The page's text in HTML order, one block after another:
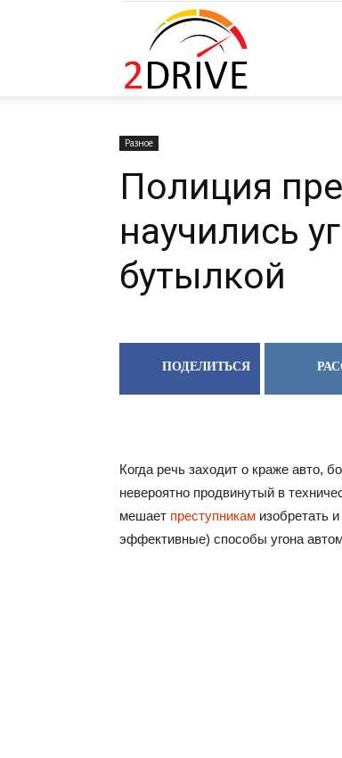
Разное
Полиция
научились
бутылкой
ПОДЕЛИТЬСЯ
Когда речь заходит о краже авто,
невероятно продвинутый в
мешает преступникам изобретать
эффективные) способы угона